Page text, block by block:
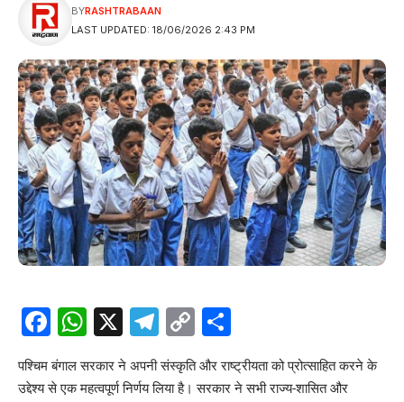
LAST UPDATED: 18/06/2026 2:43 PM
BYRASHTRABAAN
Facebook
WhatsApp
X Telegram
Copy
Link
पश्चिम बंगाल सरकार ने अपनी संस्कृति और राष्ट्रीयता को प्रोत्साहित करने के
उद्देश्य से एक महत्वपूर्ण निर्णय लिया है। सरकार ने सभी राज्य-शासित और